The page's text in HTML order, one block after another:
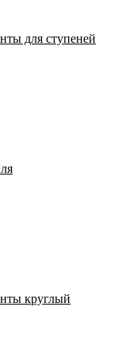
для ступеней
круглый